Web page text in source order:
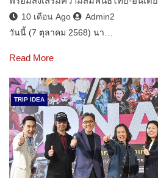
10 เดือน Ago
Admin2
วันนี้ (7 ตุลาคม 2568) นา…
Read More
TRIP IDEA